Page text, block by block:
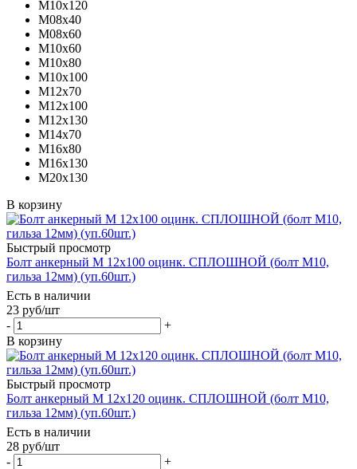
М10х120
М08х40
М08х60
М10х60
М10х80
М10х100
М12х70
М12х100
М12х130
М14х70
М16х80
М16х130
М20х130
В корзину
Быстрый просмотр
Болт анкерный М 12х100 оцинк. СПЛОШНОЙ (болт М10,
гильза 12мм) (уп.60шт.)
Есть в наличии
23 руб/шт
-
+
В корзину
Быстрый просмотр
Болт анкерный М 12х120 оцинк. СПЛОШНОЙ (болт М10,
гильза 12мм) (уп.60шт.)
Есть в наличии
28 руб/шт
-
+